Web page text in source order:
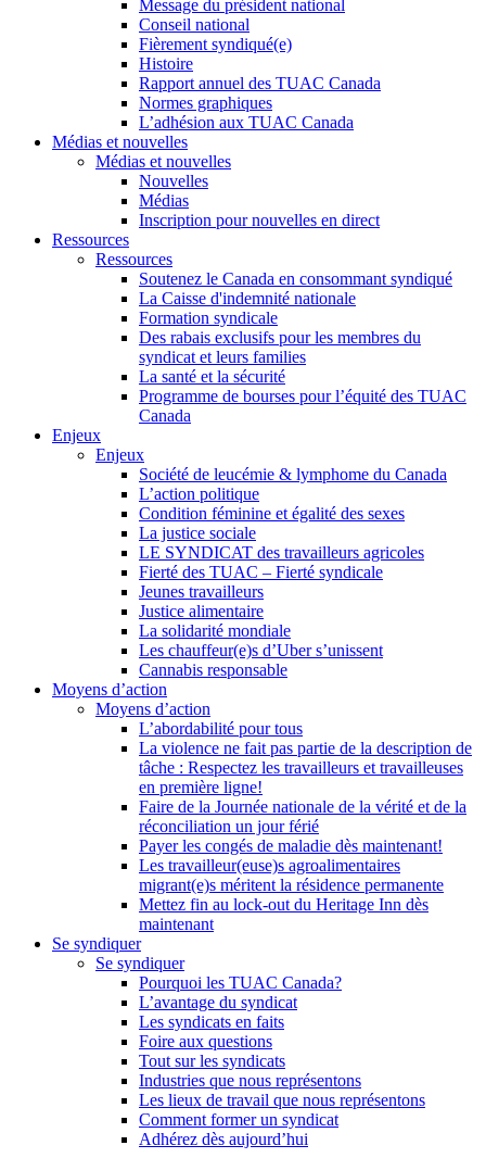
Message du président national
Conseil national
Fièrement syndiqué(e)
Histoire
Rapport annuel des TUAC Canada
Normes graphiques
L’adhésion aux TUAC Canada
Médias et nouvelles
Médias et nouvelles
Nouvelles
Médias
Inscription pour nouvelles en direct
Ressources
Ressources
Soutenez le Canada en consommant syndiqué
La Caisse d'indemnité nationale
Formation syndicale
Des rabais exclusifs pour les membres du
syndicat et leurs families
La santé et la sécurité
Programme de bourses pour l’équité des TUAC
Canada
Enjeux
Enjeux
Société de leucémie & lymphome du Canada
L’action politique
Condition féminine et égalité des sexes
La justice sociale
LE SYNDICAT des travailleurs agricoles
Fierté des TUAC – Fierté syndicale
Jeunes travailleurs
Justice alimentaire
La solidarité mondiale
Les chauffeur(e)s d’Uber s’unissent
Cannabis responsable
Moyens d’action
Moyens d’action
L’abordabilité pour tous
La violence ne fait pas partie de la description de
tâche : Respectez les travailleurs et travailleuses
en première ligne!
Faire de la Journée nationale de la vérité et de la
réconciliation un jour férié
Payer les congés de maladie dès maintenant!
Les travailleur(euse)s agroalimentaires
migrant(e)s méritent la résidence permanente
Mettez fin au lock-out du Heritage Inn dès
maintenant
Se syndiquer
Se syndiquer
Pourquoi les TUAC Canada?
L’avantage du syndicat
Les syndicats en faits
Foire aux questions
Tout sur les syndicats
Industries que nous représentons
Les lieux de travail que nous représentons
Comment former un syndicat
Adhérez dès aujourd’hui